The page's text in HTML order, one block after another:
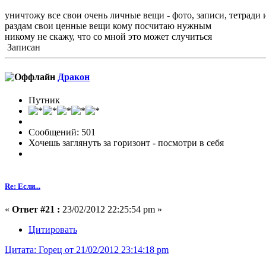
уничтожу все свои очень личные вещи - фото, записи, тетради
раздам свои ценные вещи кому посчитаю нужным
никому не скажу, что со мной это может случиться
Записан
Дракон
Путник
Сообщений: 501
Хочешь заглянуть за горизонт - посмотри в себя
Re: Если...
« Ответ #21 : 23/02/2012 22:25:54 pm »
Цитировать
Цитата: Горец от 21/02/2012 23:14:18 pm